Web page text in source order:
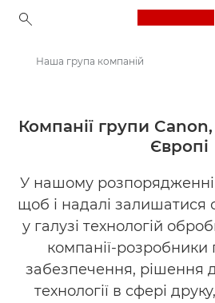
Про нас
Наша група компаній
Компанії групи
Європі
У нашому розпорядженні
щоб і надалі залишатися
у галузі технологій
компанії-
забезпечення, рішення
технології в сфері друку,